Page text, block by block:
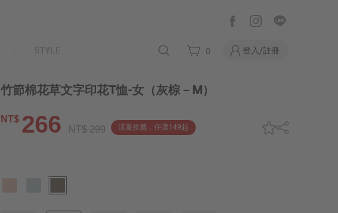
STYLE 0 登入/註冊
竹節棉花草文字印花T恤-女 （灰棕－M）
NT$ 266 NT$ 299 涼夏推薦．任選149起